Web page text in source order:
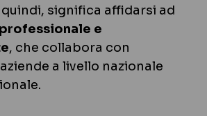
significa affidarsi ad
e
, che collabora con
a livello nazionale